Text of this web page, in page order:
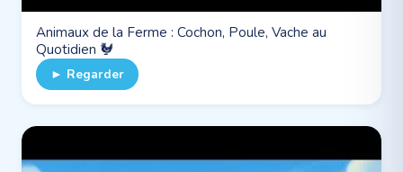
Animaux de la Ferme : Cochon, Poule, Vache au
Quotidien 🐓
► Regarder